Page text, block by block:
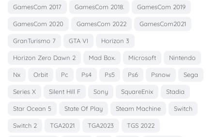
GamesCom 2017 GamesCom 2018. GamesCom 2019
GamesCom 2020 GamesCom 2022 GamesCom2021
GranTurismo 7 GTA VI Horizon 3
Horizon Zero Dawn 2 Mad Box. Microsoft Nintendo
Nx Orbit Pc Ps4 Ps5 Ps6 Psnow Sega
Series X Silent Hill F Sony SquareEnix Stadia
Star Ocean 5 State Of Play Steam Machine Switch
Switch 2 TGA2021 TGA2023 TGS 2022